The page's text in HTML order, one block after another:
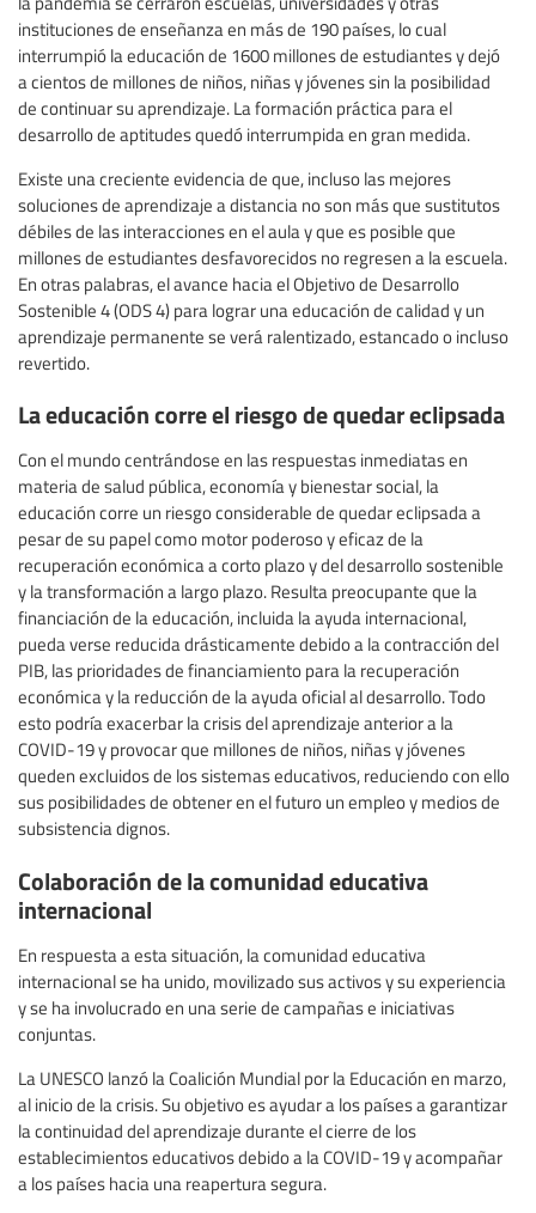
instituciones de enseñanza en más de 190 países, lo cual
interrumpió la educación de 1600 millones de estudiantes y dejó
a cientos de millones de niños, niñas y jóvenes sin la posibilidad
de continuar su aprendizaje. La formación práctica para el
desarrollo de aptitudes quedó interrumpida en gran medida.
Existe una creciente evidencia de que, incluso las mejores
soluciones de aprendizaje a distancia no son más que sustitutos
débiles de las interacciones en el aula y que es posible que
millones de estudiantes desfavorecidos no regresen a la escuela.
En otras palabras, el avance hacia el Objetivo de Desarrollo
Sostenible 4 (ODS 4) para lograr una educación de calidad y un
aprendizaje permanente se verá ralentizado, estancado o incluso
revertido.
La educación corre el riesgo de quedar eclipsada
Con el mundo centrándose en las respuestas inmediatas en
materia de salud pública, economía y bienestar social, la
educación corre un riesgo considerable de quedar eclipsada a
pesar de su papel como motor poderoso y eficaz de la
recuperación económica a corto plazo y del desarrollo sostenible
y la transformación a largo plazo. Resulta preocupante que la
financiación de la educación, incluida la ayuda internacional,
pueda verse reducida drásticamente debido a la contracción del
PIB, las prioridades de financiamiento para la recuperación
económica y la reducción de la ayuda oficial al desarrollo. Todo
esto podría exacerbar la crisis del aprendizaje anterior a la
COVID-19 y provocar que millones de niños, niñas y jóvenes
queden excluidos de los sistemas educativos, reduciendo con ello
sus posibilidades de obtener en el futuro un empleo y medios de
subsistencia dignos.
Colaboración de la comunidad educativa
internacional
En respuesta a esta situación, la comunidad educativa
internacional se ha unido, movilizado sus activos y su experiencia
y se ha involucrado en una serie de campañas e iniciativas
conjuntas.
La UNESCO lanzó la Coalición Mundial por la Educación en marzo,
al inicio de la crisis. Su objetivo es ayudar a los países a garantizar
la continuidad del aprendizaje durante el cierre de los
establecimientos educativos debido a la COVID-19 y acompañar
a los países hacia una reapertura segura.